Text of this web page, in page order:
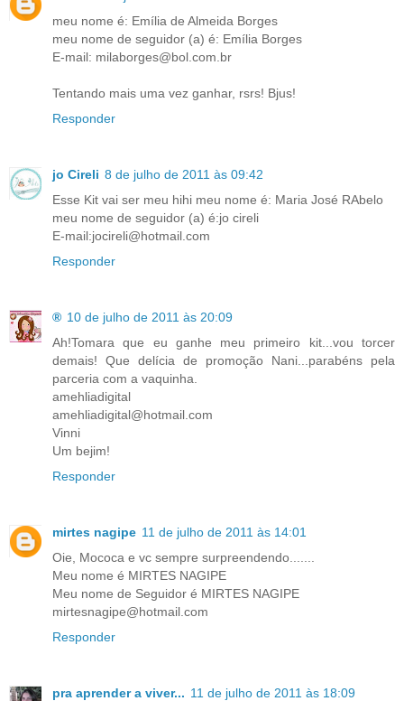
meu nome é: Emília de Almeida Borges
meu nome de seguidor (a) é: Emília Borges
E-mail: milaborges@bol.com.br
Tentando mais uma vez ganhar, rsrs! Bjus!
Responder
jo Cireli 8 de julho de 2011 às 09:42
Esse Kit vai ser meu hihi meu nome é: Maria José RAbelo
meu nome de seguidor (a) é:jo cireli
E-mail:jocireli@hotmail.com
Responder
® 10 de julho de 2011 às 20:09
Ah!Tomara que eu ganhe meu primeiro kit...vou torcer
demais! Que delícia de promoção Nani...parabéns pela
parceria com a vaquinha.
amehliadigital
amehliadigital@hotmail.com
Vinni
Um bejim!
Responder
mirtes nagipe 11 de julho de 2011 às 14:01
Oie, Mococa e vc sempre surpreendendo.......
Meu nome é MIRTES NAGIPE
Meu nome de Seguidor é MIRTES NAGIPE
mirtesnagipe@hotmail.com
Responder
pra aprender a viver... 11 de julho de 2011 às 18:09